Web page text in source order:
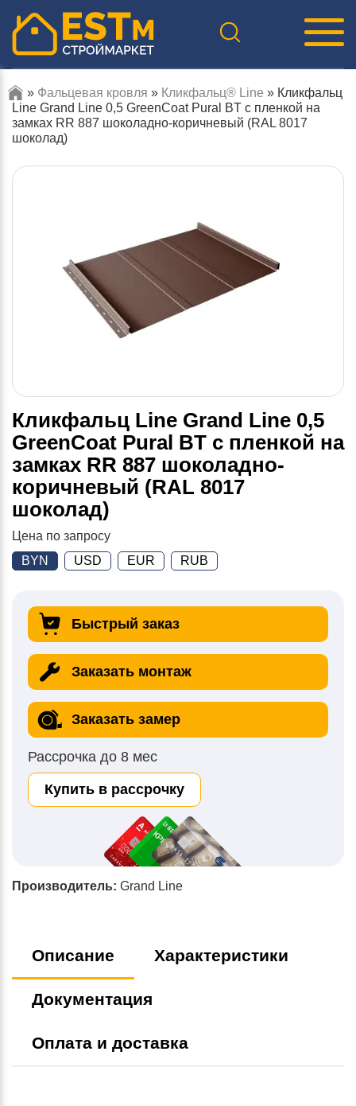
» Фальцевая кровля » Кликфальц® Line » Кликфальц
Line Grand Line 0,5 GreenCoat Pural BT с пленкой на
замках RR 887 шоколадно-коричневый (RAL 8017
шоколад)
Кликфальц Line Grand Line 0,5
GreenCoat Pural BT с пленкой на
замках RR 887 шоколадно-
коричневый (RAL 8017
шоколад)
Цена по запросу
BYN
USD EUR RUB
Быстрый заказ
Заказать монтаж
Заказать замер
Рассрочка до 8 мес
Купить в рассрочку
Производитель: Grand Line
Описание Характеристики
Документация
Оплата и доставка